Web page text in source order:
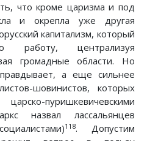
что кроме царизма и под
и окрепла уже другая
капитализм, который
работу, централизуя
громадные области. Но
а еще сильнее
шовинистов, которых
пуришкевичевскими
назвал лассальянцев
118. Допустим